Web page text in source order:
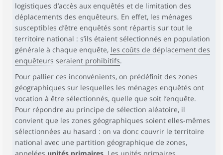
logistiques d’accès aux enquêtés et de limitation des
déplacements des enquêteurs. En effet, les ménages
susceptibles d’être enquêtés sont répartis sur tout le
territoire national : s’ils étaient sélectionnés en population
générale à chaque enquête, les coûts de déplacement des
enquêteurs seraient prohibitifs.
Pour pallier ces inconvénients, on prédéfinit des zones
géographiques sur lesquelles les ménages enquêtés ont
vocation à être sélectionnés, quelle que soit l’enquête.
Pour répondre au principe de sélection aléatoire, il
convient que les zones géographiques soient elles-mêmes
sélectionnées au hasard : on va donc couvrir le territoire
national avec une partition géographique de zones,